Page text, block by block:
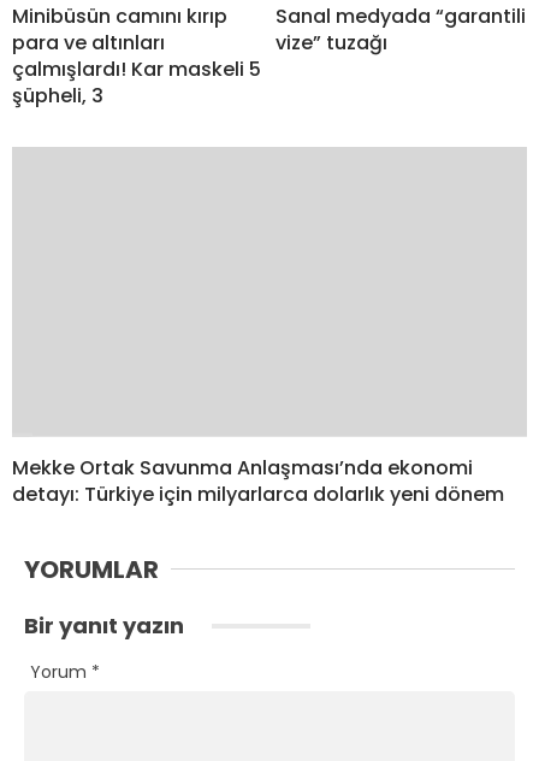
Minibüsün camını kırıp
para ve altınları
çalmışlardı! Kar maskeli 5
şüpheli, 3
Sanal medyada “garantili
vize” tuzağı
Mekke Ortak Savunma Anlaşması’nda ekonomi
detayı: Türkiye için milyarlarca dolarlık yeni dönem
YORUMLAR
Bir yanıt yazın
Yorum *